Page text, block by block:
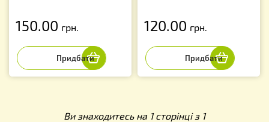
150.00 грн. 120.00 грн.
Ви знаходитесь на 1 сторінці з 1